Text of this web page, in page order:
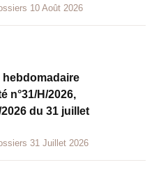
10 Août 2026
n°31/H/2026,
du 31 juillet
31 Juillet 2026